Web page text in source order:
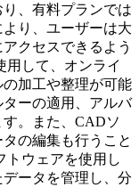
、有料プランでは
り、ユーザーは大
クセスできるよう
用して、オンライ
加工や整理が可能
ーの適用、アルバ
。また、CADソ
の編集も行うこと
トウェアを使用し
ータを管理し、分